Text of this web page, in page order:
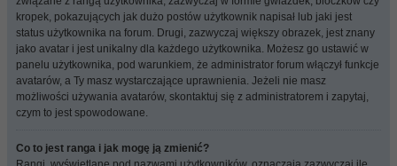
kropek, pokazujących jak dużo postów użytkownik napisał lub jaki jest
status użytkownika na forum. Drugi, zazwyczaj większy obrazek, jest znany
jako avatar i jest unikalny dla każdego użytkownika. Możesz go ustawić w
panelu użytkownika, pod warunkiem, że administrator forum włączył funkcje
avatarów, a Ty masz wystarczające uprawnienia. Jeżeli nie masz
możliwości używania avatarów, skontaktuj się z administratorem i zapytaj,
czym to jest spowodowane.
Co to jest ranga i jak mogę ją zmienić?